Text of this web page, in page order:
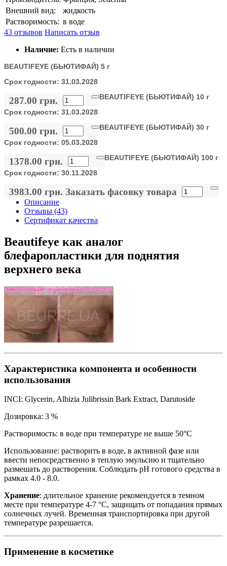
Внешний вид:
жидкость
Растворимость: в воде
43 отзывов Написать отзыв
Наличие: Есть в наличии
BEAUTIFEYE (БЬЮТИФАЙ) 5 г
Срок годности: 31.03.2028
287.00 грн.
BEAUTIFEYE (БЬЮТИФАЙ) 10 г
Срок годности: 31.03.2028
500.00 грн.
BEAUTIFEYE (БЬЮТИФАЙ) 30 г
Срок годности: 05.03.2028
1378.00 грн.
BEAUTIFEYE (БЬЮТИФАЙ) 100 г
Срок годности: 30.11.2028
3983.00 грн. Заказать фасовку товара
Описание
Отзывы (43)
Сертификат качества
Beautifeye как аналог
блефаропластики для поднятия
верхнего века
Характеристика компонента и особенности
использования
INCI: Glycerin, Albizia Julibrissin Bark Extract, Darutoside
Дозировка: 3 %
Растворимость: в воде при температуре не выше 50°С
Использование: растворить в воде, в активной фазе или
ввести непосредственно в теплую эмульсию и тщательно
размешать до растворения. Соблюдать рН готового средства в
рамках 4.0 - 8.0.
Хранение: длительное хранение рекомендуется в темном
месте при температуре 4-7 °C, защищать от попадания прямых
солнечных лучей. Временная транспортировка при другой
температуре разрешается.
Применение в косметике